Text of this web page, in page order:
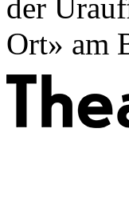
der
Ort» am